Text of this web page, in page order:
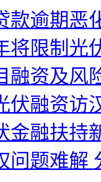
款逾期恶
将限制光
融资及风
伏融资访
金融扶持
问题难解